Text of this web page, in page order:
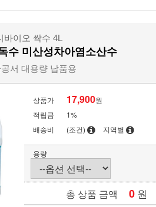
바이오 싹수 4L
수 미산성차아염소산수
서 대용량 납품용
상품가 17,900원
적립금
1%
배송비
(조건) 지역별
용량
총 상품 금액 0 원